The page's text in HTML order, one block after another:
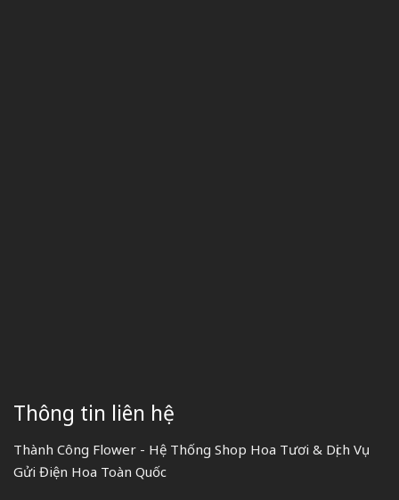
Thông tin liên hệ
Thành Công Flower - Hệ Thống Shop Hoa Tươi & Dịch Vụ
Gửi Điện Hoa Toàn Quốc